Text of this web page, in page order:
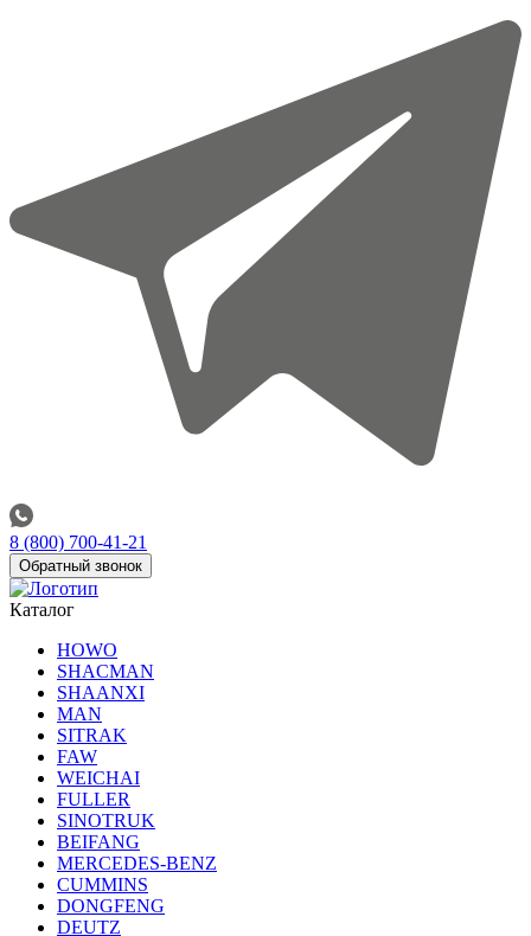
8 (800) 700-41-21
Обратный звонок
Каталог
HOWO
SHACMAN
SHAANXI
MAN
SITRAK
FAW
WEICHAI
FULLER
SINOTRUK
BEIFANG
MERCEDES-BENZ
CUMMINS
DONGFENG
DEUTZ